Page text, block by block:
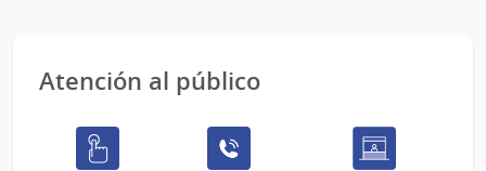
Atención al público